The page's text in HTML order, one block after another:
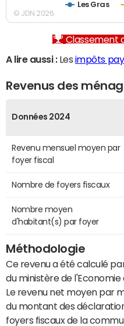
Les Gras
© JDN 2026
Classement
A lire aussi :Les impôts
Revenus des
Données 2024
Revenu mensuel moyen par
foyer fiscal
Nombre de foyers fiscaux
Nombre moyen
d'habitant(s) par foyer
Méthodologie
Ce revenu a été calculé
du ministère de
Le revenu net moyen par
du montant des
foyers fiscaux de la